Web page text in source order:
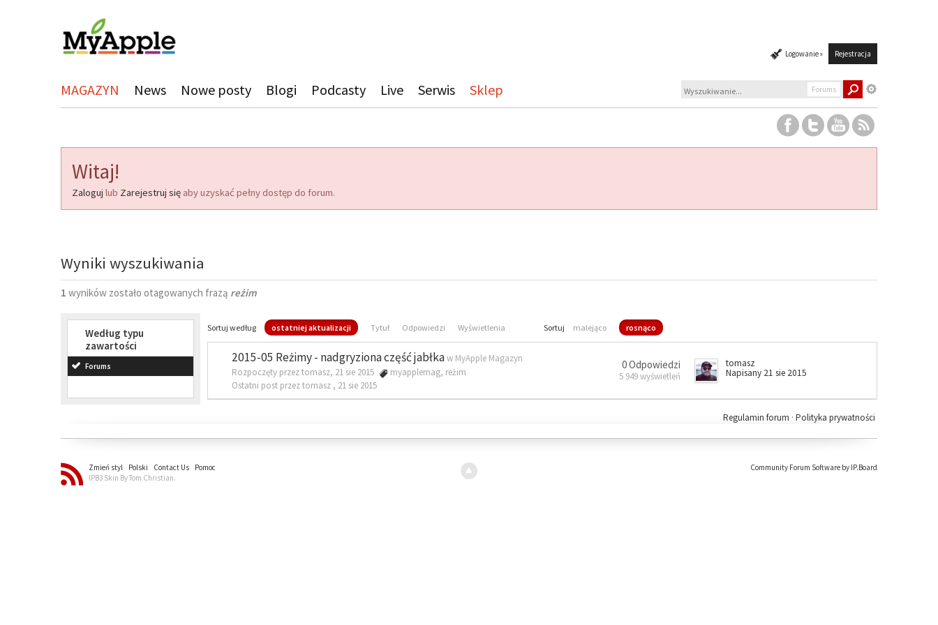
Logowanie » Rejestracja
MAGAZYN News Nowe posty Blogi Podcasty Live Serwis Sklep Forums
Witaj!
Zaloguj lub Zarejestruj się aby uzyskać pełny dostęp do forum.
Wyniki wyszukiwania
1 wyników zostało otagowanych frazą reżim
Według typu
zawartości
Forums
Sortuj według ostatniej aktualizacji Tytuł Odpowiedzi Wyświetlenia Sortuj malejąco rosnąco
2015-05 Reżimy - nadgryziona część jabłkaw MyApple Magazyn
Rozpoczęty przez tomasz, 21 sie 2015
myapplemag, reżim
Ostatni post przez tomasz , 21 sie 2015
0 Odpowiedzi
5 949 wyświetleń
tomasz
Napisany 21 sie 2015
Polityka prywatności
Regulamin forum ·
Zmień styl Polski Contact Us
Pomoc
IPB3 Skin By Tom Christian.
Community Forum Software by IP.Board